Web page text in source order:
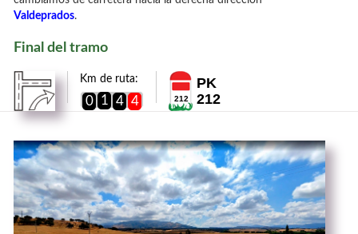
Valdeprados.
Final del tramo
Km de ruta:
0 1 4 4 212
PK
212